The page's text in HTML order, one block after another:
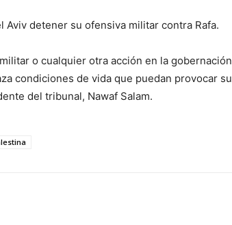
Aviv detener su ofensiva militar contra Rafa.
o cualquier otra acción en la gobernación
condiciones de vida que puedan provocar su
del tribunal, Nawaf Salam.